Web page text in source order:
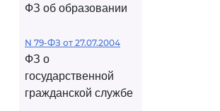
ФЗ об образовании
N 79-ФЗ от 27.07.2004
ФЗ о
государственной
гражданской службе